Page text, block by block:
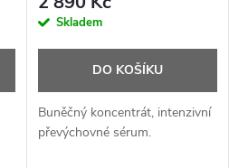
Skladem
DO KOŠÍKU
Buněčný koncentrát, intenzivní
převýchovné sérum.